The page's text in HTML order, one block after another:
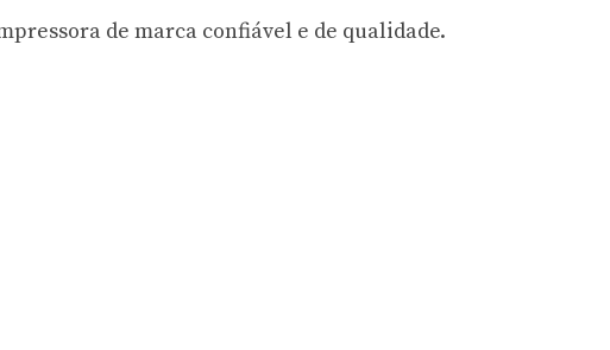
de marca confiável e de qualidade.